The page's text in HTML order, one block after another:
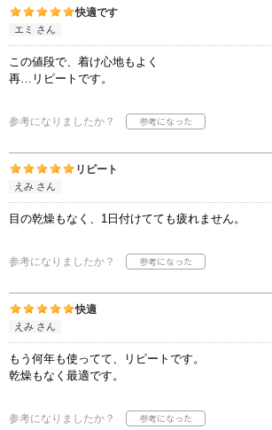
快適です
エミ さん
この値段で、着け心地もよく
再…リピートです。
参考になりましたか？
リピート
えみ さん
目の乾燥もなく、1日付けてても疲れません。
参考になりましたか？
快適
えみ さん
もう何年も使ってて、リピートです。
乾燥もなく最適です。
参考になりましたか？